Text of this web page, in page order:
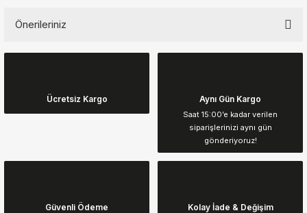
Önerileriniz
Görüş ve önerileriniz için teşekkür ederiz.
Ürün resmi kalitesiz, bozuk veya görüntülenemiyor.
Ürün açıklamasında eksik bilgiler bulunuyor.
Ücretsiz Kargo Aynı Gün Kargo
Saat 15:00’e kadar verilen
siparişlerinizi aynı gün
gönderiyoruz!
Güvenli Ödeme Kolay İade & Değişim